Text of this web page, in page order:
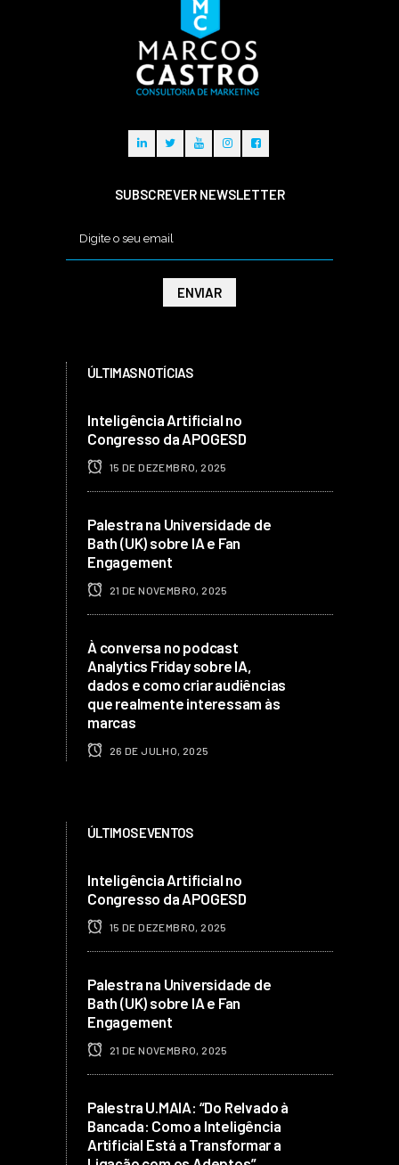
SUBSCREVER NEWSLETTER
ÚLTIMAS NOTÍCIAS
Inteligência Artificial no
Congresso da APOGESD
15 DE DEZEMBRO, 2025
Palestra na Universidade de
Bath (UK) sobre IA e Fan
Engagement
21 DE NOVEMBRO, 2025
À conversa no podcast
Analytics Friday sobre IA,
dados e como criar audiências
que realmente interessam às
marcas
26 DE JULHO, 2025
ÚLTIMOS EVENTOS
Inteligência Artificial no
Congresso da APOGESD
15 DE DEZEMBRO, 2025
Palestra na Universidade de
Bath (UK) sobre IA e Fan
Engagement
21 DE NOVEMBRO, 2025
Palestra U.MAIA: “Do Relvado à
Bancada: Como a Inteligência
Artificial Está a Transformar a